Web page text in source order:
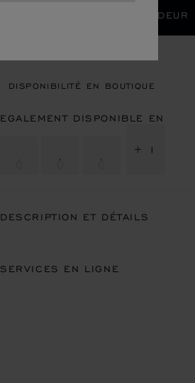
CONTACTER UN AMBASSADEUR
DISPONIBILITÉ EN BOUTIQUE
EGALEMENT DISPONIBLE EN
+ 1
DESCRIPTION ET DÉTAILS
SERVICES EN LIGNE